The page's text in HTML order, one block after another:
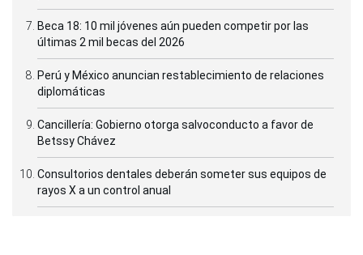
Beca 18: 10 mil jóvenes aún pueden competir por las
últimas 2 mil becas del 2026
Perú y México anuncian restablecimiento de relaciones
diplomáticas
Cancillería: Gobierno otorga salvoconducto a favor de
Betssy Chávez
Consultorios dentales deberán someter sus equipos de
rayos X a un control anual